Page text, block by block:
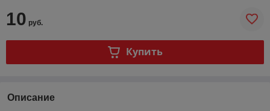
10 руб.
Купить
Описание